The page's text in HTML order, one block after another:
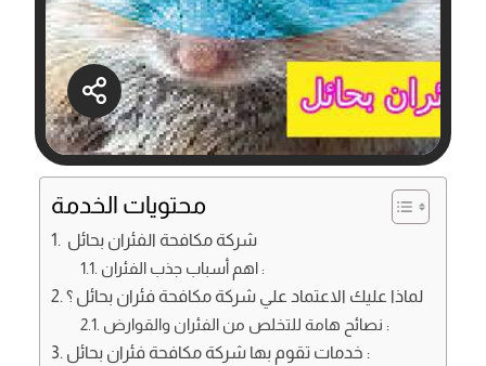
محتويات الخدمة
شركة مكافحة الفئران بحائل
اهم أسباب جذب الفئران :
لماذا عليك الاعتماد علي شركة مكافحة فئران بحائل ؟
نصائح هامة للتخلص من الفئران والقوارض :
خدمات تقوم بها شركة مكافحة فئران بحائل :